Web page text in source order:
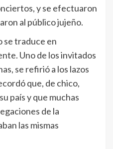
y se efectuaron
al público jujeño.
se traduce en
Uno de los invitados
se refirió a los lazos
que, de chico,
país y que muchas
de la
las mismas